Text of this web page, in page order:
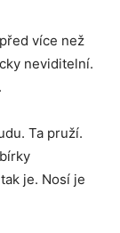
více než
neviditelní.
Ta pruží.
je. Nosí je